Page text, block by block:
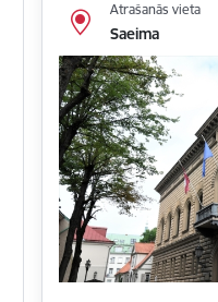
Atrašanās vieta
Saeima